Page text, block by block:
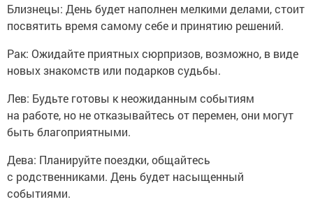
Близнецы: День будет наполнен мелкими делами, стоит
посвятить время самому себе и принятию решений.
Рак: Ожидайте приятных сюрпризов, возможно, в виде
новых знакомств или подарков судьбы.
Лев: Будьте готовы к неожиданным событиям
на работе, но не отказывайтесь от перемен, они могут
быть благоприятными.
Дева: Планируйте поездки, общайтесь
с родственниками. День будет насыщенный
событиями.